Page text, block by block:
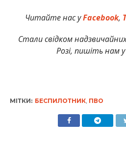
Читайте нас уFacebook,
Стали свідком
Розі, пишіть нам
МІТКИ: БЕСПИЛОТНИК, ПВО